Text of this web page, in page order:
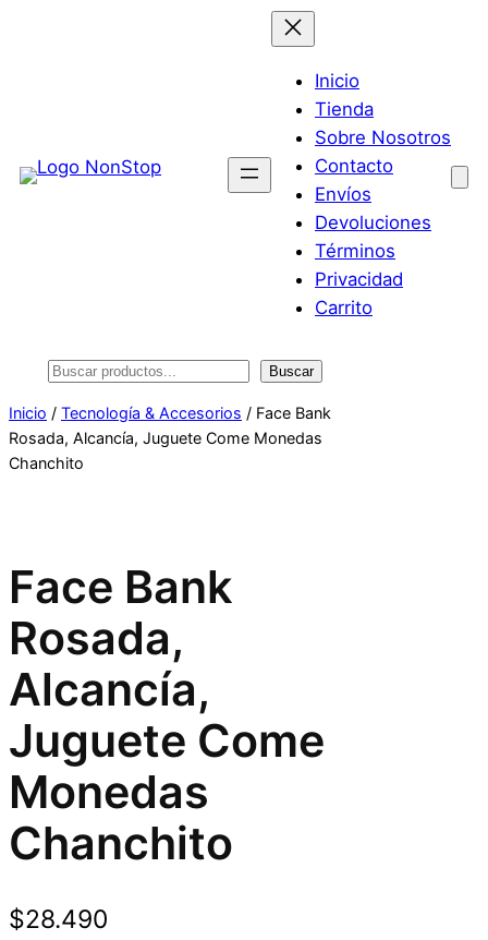
Inicio
Tienda
Sobre Nosotros
Contacto
Envíos
Devoluciones
Términos
Privacidad
Carrito
Buscar Buscar
Inicio / Tecnología & Accesorios / Face Bank
Rosada, Alcancía, Juguete Come Monedas
Chanchito
Face Bank
Rosada,
Alcancía,
Juguete Come
Monedas
Chanchito
$28.490